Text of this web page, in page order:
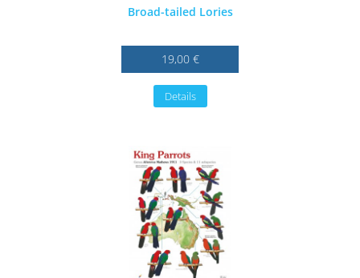
Broad-tailed Lories
19,00 €
Details